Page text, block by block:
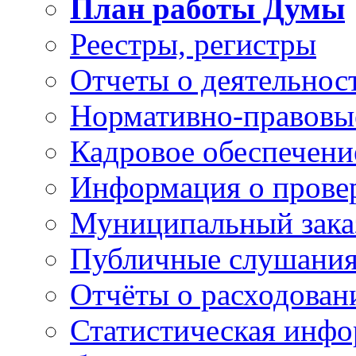
План работы Думы
Реестры, регистры
Отчеты о
Нормативно-
Кадровое
Информация о
Муниципальный
Публичные
Отчёты о
Статистическая